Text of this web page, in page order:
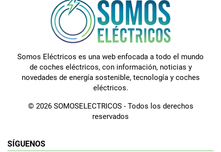
Somos Eléctricos es una web enfocada a todo el mundo
de coches eléctricos, con información, noticias y
novedades de energía sostenible, tecnología y coches
eléctricos.
© 2026 SOMOSELECTRICOS - Todos los derechos
reservados
SÍGUENOS